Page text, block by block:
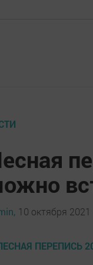
10 октября 2021